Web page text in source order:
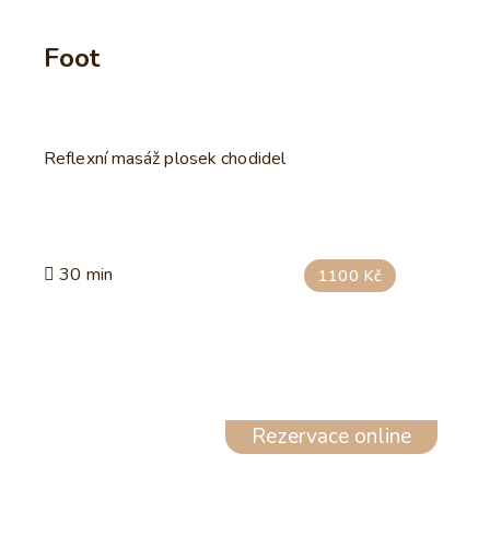
Foot
Reflexní masáž plosek chodidel
30 min 1100 Kč
Rezervace online